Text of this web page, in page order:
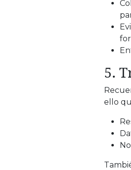
5.
ello